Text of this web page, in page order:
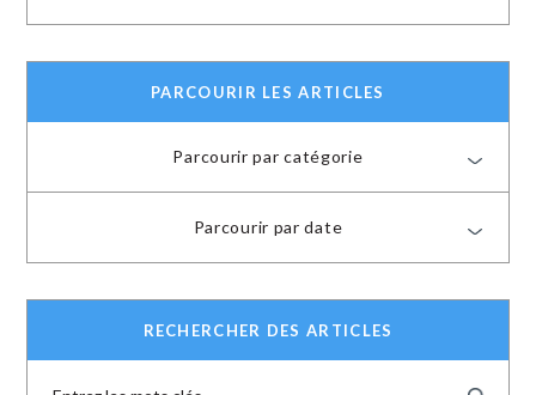
PARCOURIR LES ARTICLES
Parcourir par catégorie
Parcourir par date
RECHERCHER DES ARTICLES